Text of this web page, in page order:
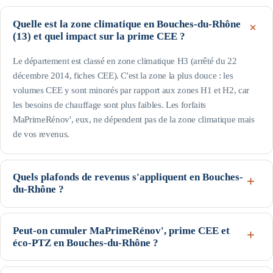
Quelle est la zone climatique en Bouches-du-Rhône
(13) et quel impact sur la prime CEE ?
Le département est classé en zone climatique H3 (arrêté du 22
décembre 2014, fiches CEE). C'est la zone la plus douce : les
volumes CEE y sont minorés par rapport aux zones H1 et H2, car
les besoins de chauffage sont plus faibles. Les forfaits
MaPrimeRénov', eux, ne dépendent pas de la zone climatique mais
de vos revenus.
Quels plafonds de revenus s'appliquent en Bouches-
du-Rhône ?
Le département est hors Île-de-France : pour une personne seule, le
profil Bleu (très modestes) va jusqu'à 17 363 € de revenu fiscal de
référence, le Jaune jusqu'à 22 259 € et le Violet jusqu'à 31 185 € ;
au-delà, profil Rose. Les plafonds augmentent avec la taille du foyer
Peut-on cumuler MaPrimeRénov', prime CEE et
éco-PTZ en Bouches-du-Rhône ?
Oui, ces trois dispositifs nationaux sont cumulables sur un même